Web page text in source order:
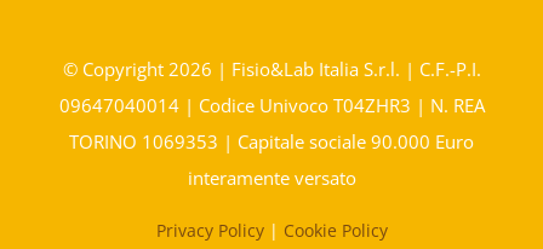
© Copyright 2026 | Fisio&Lab Italia S.r.l. | C.F.-P.I.
09647040014 | Codice Univoco T04ZHR3 | N. REA
TORINO 1069353 | Capitale sociale 90.000 Euro
interamente versato
Privacy Policy| Cookie Policy